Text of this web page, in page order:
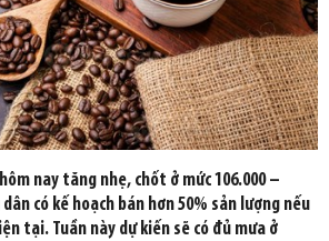
nay tăng nhẹ, chốt ở mức 106.000 –
có kế hoạch bán hơn 50% sản lượng nếu
tại. Tuần này dự kiến sẽ có đủ mưa ở